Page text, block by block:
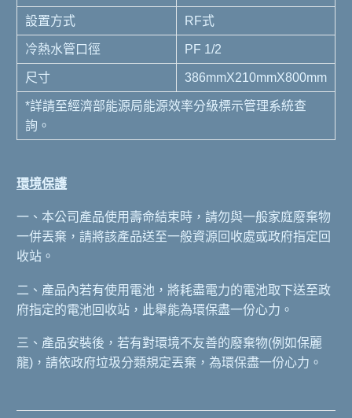
設置方式 RF式
冷熱水管口徑 PF 1/2
尺寸 386mmX210mmX800mm
*詳請至經濟部能源局能源效率分級標示管理系統查
詢。
環境保護
一、本公司產品使用壽命結束時，請勿與一般家庭廢棄物
一併丟棄，請將該產品送至一般資源回收處或政府指定回
收站。
二、產品內若有使用電池，將耗盡電力的電池取下送至政
府指定的電池回收站，此舉能為環保盡一份心力。
三、產品安裝後，若有對環境不友善的廢棄物(例如保麗
龍)，請依政府垃圾分類規定丟棄，為環保盡一份心力。